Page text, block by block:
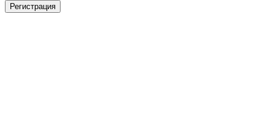
Регистрация